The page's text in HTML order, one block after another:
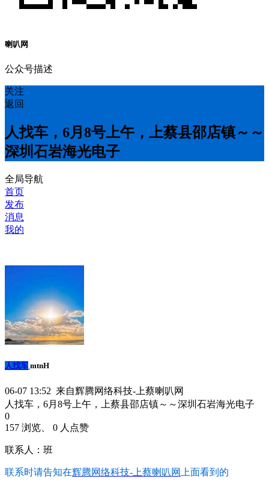
喇叭网
公众号描述
关注
返回
人找车，6月8号上午，上蔡县邵店镇～～
深圳石岩海光电子
全局导航
首页
发布
消息
我的
人找车 mtnH
06-07 13:52 来自辉腾网络科技-上蔡喇叭网
人找车，6月8号上午，上蔡县邵店镇～～深圳石岩海光电子
0
157 浏览、 0 人点赞
联系人：班
联系时请告知在辉腾网络科技-上蔡喇叭网 上面看到的